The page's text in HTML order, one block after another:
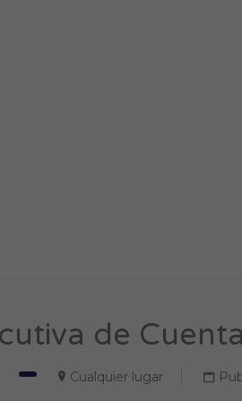
de
Cualquier lugar